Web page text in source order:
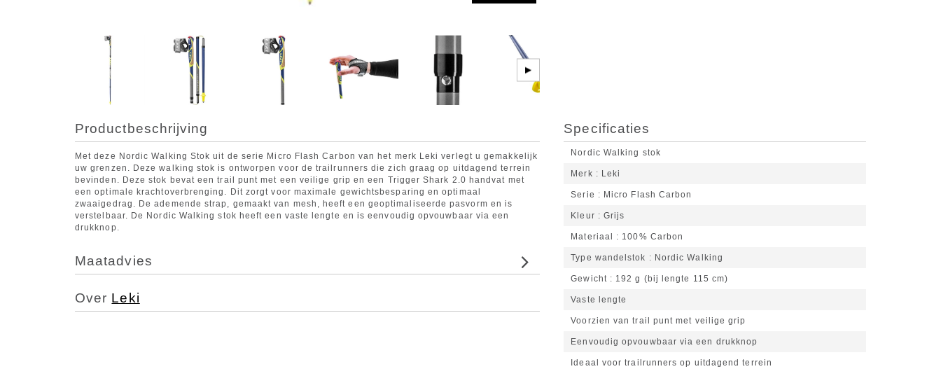
▶
Productbeschrijving
Met deze Nordic Walking Stok uit de serie Micro Flash Carbon van het merk Leki verlegt u gemakkelijk
uw grenzen. Deze walking stok is ontworpen voor de trailrunners die zich graag op uitdagend terrein
bevinden. Deze stok bevat een trail punt met een veilige grip en een Trigger Shark 2.0 handvat met
een optimale krachtoverbrenging. Dit zorgt voor maximale gewichtsbesparing en optimaal
zwaaigedrag. De ademende strap, gemaakt van mesh, heeft een geoptimaliseerde pasvorm en is
verstelbaar. De Nordic Walking stok heeft een vaste lengte en is eenvoudig opvouwbaar via een
drukknop.
Maatadvies
Over Leki
Specificaties
Nordic Walking stok
Merk Leki
Serie Micro Flash Carbon
Kleur Grijs
Materiaal 100% Carbon
Type wandelstok Nordic Walking
Gewicht 192 g (bij lengte 115 cm)
Vaste lengte
Voorzien van trail punt met veilige grip
Eenvoudig opvouwbaar via een drukknop
Ideaal voor trailrunners op uitdagend terrein